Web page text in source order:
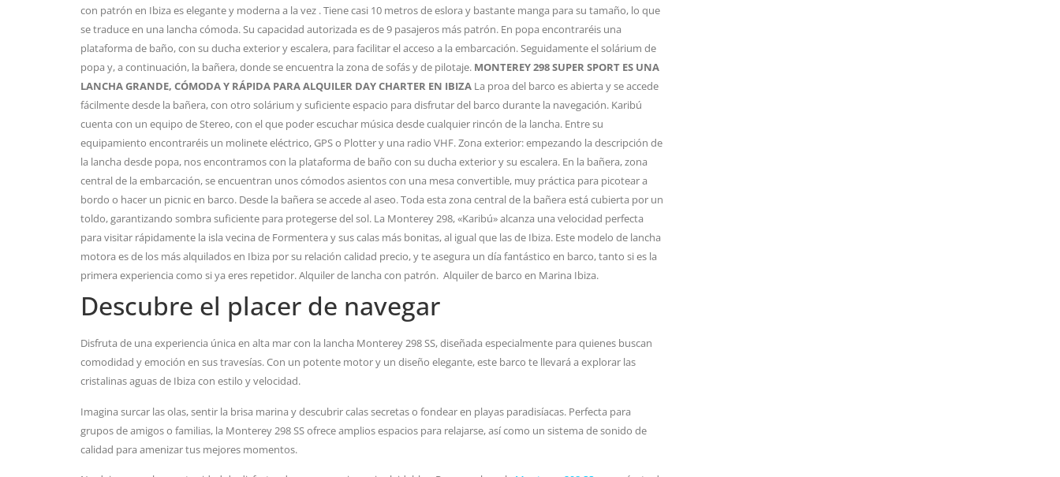
con patrón en Ibiza es elegante y moderna a la vez . Tiene casi 10 metros de eslora y bastante manga para su tamaño, lo que
se traduce en una lancha cómoda. Su capacidad autorizada es de 9 pasajeros más patrón. En popa encontraréis una
plataforma de baño, con su ducha exterior y escalera, para facilitar el acceso a la embarcación. Seguidamente el solárium de
popa y, a continuación, la bañera, donde se encuentra la zona de sofás y de pilotaje. MONTEREY 298 SUPER SPORT ES UNA
LANCHA GRANDE, CÓMODA Y RÁPIDA PARA ALQUILER DAY CHARTER EN IBIZA La proa del barco es abierta y se accede
fácilmente desde la bañera, con otro solárium y suficiente espacio para disfrutar del barco durante la navegación. Karibú
cuenta con un equipo de Stereo, con el que poder escuchar música desde cualquier rincón de la lancha. Entre su
equipamiento encontraréis un molinete eléctrico, GPS o Plotter y una radio VHF. Zona exterior: empezando la descripción de
la lancha desde popa, nos encontramos con la plataforma de baño con su ducha exterior y su escalera. En la bañera, zona
central de la embarcación, se encuentran unos cómodos asientos con una mesa convertible, muy práctica para picotear a
bordo o hacer un picnic en barco. Desde la bañera se accede al aseo. Toda esta zona central de la bañera está cubierta por un
toldo, garantizando sombra suficiente para protegerse del sol. La Monterey 298, «Karibú» alcanza una velocidad perfecta
para visitar rápidamente la isla vecina de Formentera y sus calas más bonitas, al igual que las de Ibiza. Este modelo de lancha
motora es de los más alquilados en Ibiza por su relación calidad precio, y te asegura un día fantástico en barco, tanto si es la
primera experiencia como si ya eres repetidor. Alquiler de lancha con patrón. Alquiler de barco en Marina Ibiza.
Descubre el placer de navegar
Disfruta de una experiencia única en alta mar con la lancha Monterey 298 SS, diseñada especialmente para quienes buscan
comodidad y emoción en sus travesías. Con un potente motor y un diseño elegante, este barco te llevará a explorar las
cristalinas aguas de Ibiza con estilo y velocidad.
Imagina surcar las olas, sentir la brisa marina y descubrir calas secretas o fondear en playas paradisíacas. Perfecta para
grupos de amigos o familias, la Monterey 298 SS ofrece amplios espacios para relajarse, así como un sistema de sonido de
calidad para amenizar tus mejores momentos.